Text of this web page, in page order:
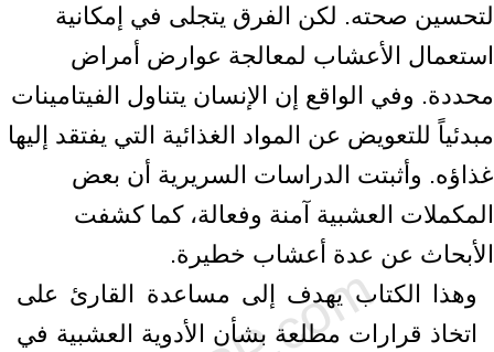
لتحسين صحته. لكن الفرق يتجلى في إمكانية
استعمال الأعشاب لمعالجة عوارض أمراض
محددة. وفي الواقع إن الإنسان يتناول الفيتامينات
مبدئياً للتعويض عن المواد الغذائية التي يفتقد إليها
غذاؤه. وأثبتت الدراسات السريرية أن بعض
المكملات العشبية آمنة وفعالة، كما كشفت
الأبحاث عن عدة أعشاب خطيرة.
وهذا الكتاب يهدف إلى مساعدة القارئ على
اتخاذ قرارات مطلعة بشأن الأدوية العشبية في